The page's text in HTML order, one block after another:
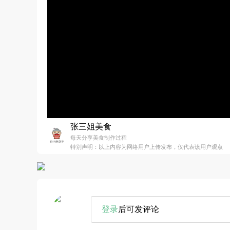
张三姐美食
每天分享美食制作过程
特别声明：以上内容为网络用户上传发布，仅代表该用户观点
登录后可发评论